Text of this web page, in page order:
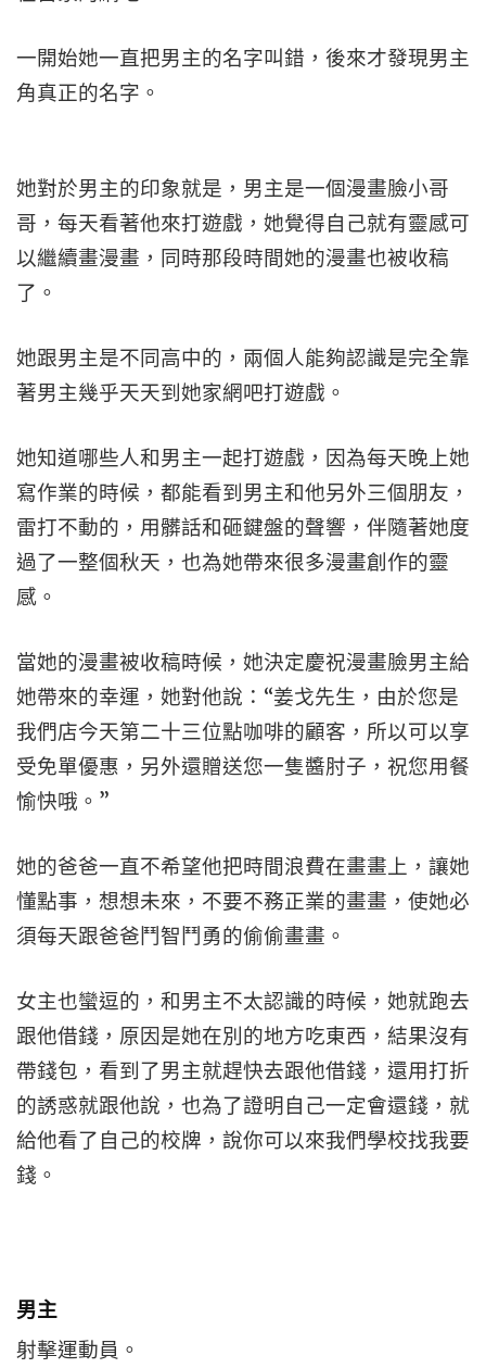
一開始她一直把男主的名字叫錯，後來才發現男主
角真正的名字。
她對於男主的印象就是，男主是一個漫畫臉小哥
哥，每天看著他來打遊戲，她覺得自己就有靈感可
以繼續畫漫畫，同時那段時間她的漫畫也被收稿
了。
她跟男主是不同高中的，兩個人能夠認識是完全靠
著男主幾乎天天到她家網吧打遊戲。
她知道哪些人和男主一起打遊戲，因為每天晚上她
寫作業的時候，都能看到男主和他另外三個朋友，
雷打不動的，用髒話和砸鍵盤的聲響，伴隨著她度
過了一整個秋天，也為她帶來很多漫畫創作的靈
感。
當她的漫畫被收稿時候，她決定慶祝漫畫臉男主給
她帶來的幸運，她對他說：“姜戈先生，由於您是
我們店今天第二十三位點咖啡的顧客，所以可以享
受免單優惠，另外還贈送您一隻醬肘子，祝您用餐
愉快哦。”
她的爸爸一直不希望他把時間浪費在畫畫上，讓她
懂點事，想想未來，不要不務正業的畫畫，使她必
須每天跟爸爸鬥智鬥勇的偷偷畫畫。
女主也蠻逗的，和男主不太認識的時候，她就跑去
跟他借錢，原因是她在別的地方吃東西，結果沒有
帶錢包，看到了男主就趕快去跟他借錢，還用打折
的誘惑就跟他說，也為了證明自己一定會還錢，就
給他看了自己的校牌，說你可以來我們學校找我要
錢。
男主
射擊運動員。